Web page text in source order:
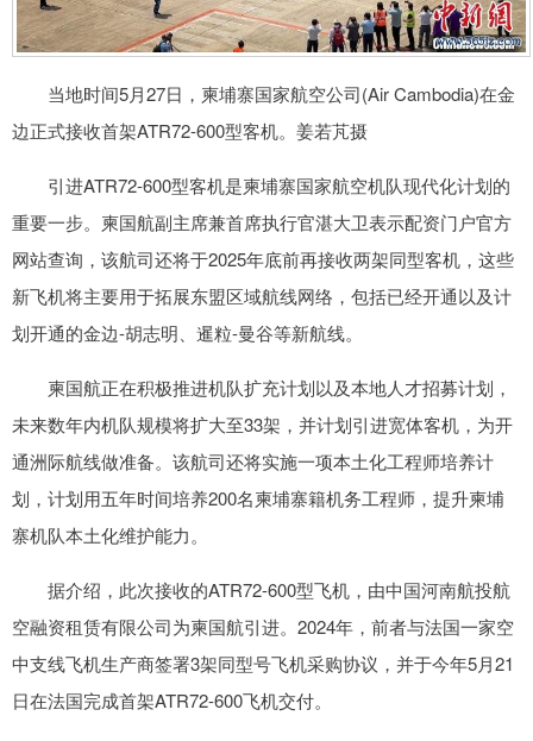
当地时间5月27日，柬埔寨国家航空公司(Air Cambodia)在金
边正式接收首架ATR72-600型客机。姜若芃摄
引进ATR72-600型客机是柬埔寨国家航空机队现代化计划的
重要一步。柬国航副主席兼首席执行官湛大卫表示配资门户官方
网站查询，该航司还将于2025年底前再接收两架同型客机，这些
新飞机将主要用于拓展东盟区域航线网络，包括已经开通以及计
划开通的金边-胡志明、暹粒-曼谷等新航线。
柬国航正在积极推进机队扩充计划以及本地人才招募计划，
未来数年内机队规模将扩大至33架，并计划引进宽体客机，为开
通洲际航线做准备。该航司还将实施一项本土化工程师培养计
划，计划用五年时间培养200名柬埔寨籍机务工程师，提升柬埔
寨机队本土化维护能力。
据介绍，此次接收的ATR72-600型飞机，由中国河南航投航
空融资租赁有限公司为柬国航引进。2024年，前者与法国一家空
中支线飞机生产商签署3架同型号飞机采购协议，并于今年5月21
日在法国完成首架ATR72-600飞机交付。